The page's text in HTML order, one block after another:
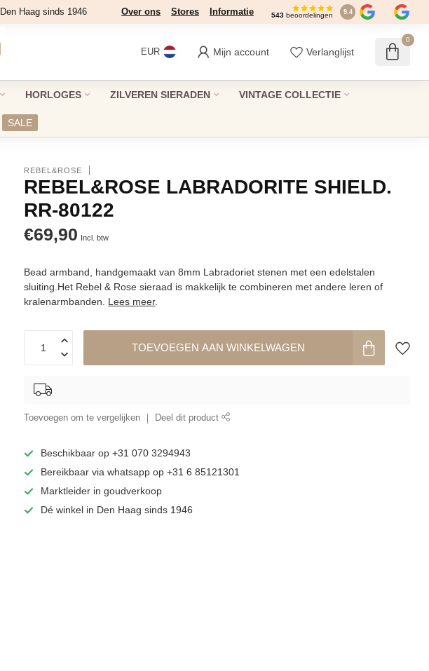
Haag sinds 1946 Over ons Stores Informatie 543 beoordelingen 9.4
EUR Mijn account Verlanglijst
0
HORLOGES ZILVEREN SIERADEN VINTAGE COLLECTIE
SALE
REBEL&ROSE
REBEL&ROSE LABRADORITE SHIELD.
RR-80122
€69,90 Incl. btw
Bead armband, handgemaakt van 8mm Labradoriet stenen met een edelstalen
sluiting.Het Rebel & Rose sieraad is makkelijk te combineren met andere leren of
kralenarmbanden. Lees meer.
TOEVOEGEN AAN WINKELWAGEN
Toevoegen om te vergelijken Deel dit product
Beschikbaar op +31 070 3294943
Bereikbaar via whatsapp op +31 6 85121301
Marktleider in goudverkoop
Dé winkel in Den Haag sinds 1946